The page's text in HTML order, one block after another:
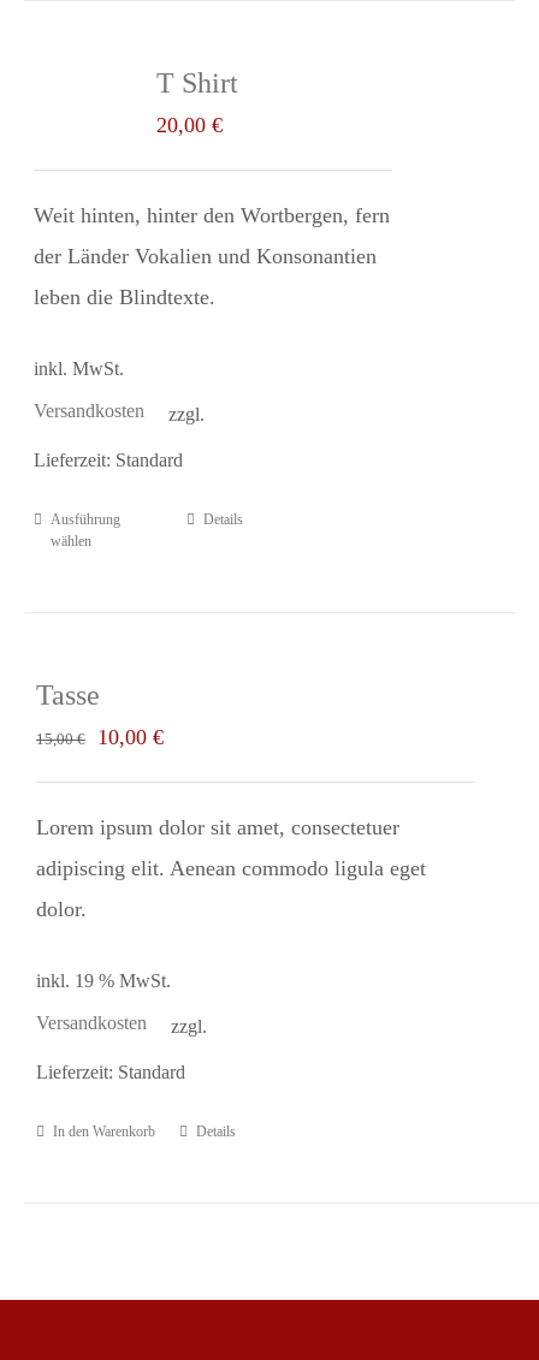
T Shirt
20,00€
Weit hinten, hinter den Wortbergen, fern
der Länder Vokalien und Konsonantien
leben die Blindtexte.
inkl. MwSt.
zzgl.
Versandkosten
Lieferzeit: Standard
Ausführung
wählen
Dieses
gewählt
Details
Tasse
15,00€
Ursprünglicher
Preis
war:
15,00 €
10,00 €Aktueller
Preis
ist:
10,00 €.
Lorem ipsum dolor sit amet, consectetuer
adipiscing elit. Aenean commodo ligula eget
dolor.
inkl. 19 % MwSt.
zzgl.
Versandkosten
Lieferzeit: Standard
In den Warenkorb Details